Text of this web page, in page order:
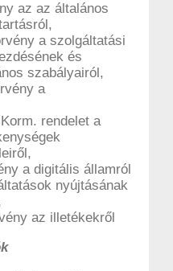
az az általános
a szolgáltatási
és
szabályairól,
a
rendelet a
a digitális államról
nyújtásának
az illetékekről